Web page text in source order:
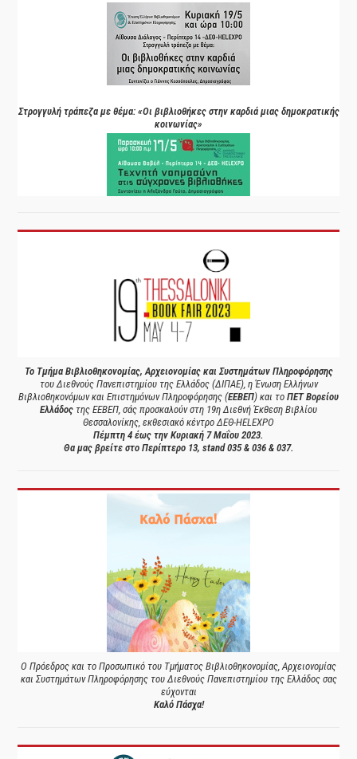
Στρογγυλή τράπεζα με θέμα: «Οι βιβλιοθήκες στην καρδιά μιας δημοκρατικής
κοινωνίας»
Το Τμήμα Βιβλιοθηκονομίας, Αρχειονομίας και Συστημάτων Πληροφόρησης
του Διεθνούς Πανεπιστημίου της Ελλάδος (ΔΙΠΑΕ), η Ένωση Ελλήνων
Βιβλιοθηκονόμων και Επιστημόνων Πληροφόρησης (ΕΕΒΕΠ) και το ΠΕΤ Βορείου
Ελλάδος της ΕΕΒΕΠ, σάς προσκαλούν στη 19η Διεθνή Έκθεση Βιβλίου
Θεσσαλονίκης, εκθεσιακό κέντρο ΔΕΘ-HELEXPO
Πέμπτη 4 έως την Κυριακή 7 Μαΐου 2023.
Θα μας βρείτε στο Περίπτερο 13, stand 035 & 036 & 037.
Ο Πρόεδρος και το Προσωπικό του Τμήματος Βιβλιοθηκονομίας, Αρχειονομίας
και Συστημάτων Πληροφόρησης του Διεθνούς Πανεπιστημίου της Ελλάδος σας
εύχονται
Καλό Πάσχα!